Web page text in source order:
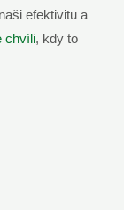
efektivitu a
chvíli, kdy to